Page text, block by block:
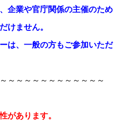
企業や官庁関係の主催のため
けません。
は、一般の方もご参加いただ
～～～～～～～～～～～～
があります。